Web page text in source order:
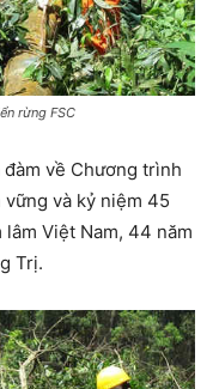
rừng FSC
về Chương trình
và kỷ niệm 45
Việt Nam, 44 năm
Trị.